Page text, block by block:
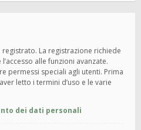
La registrazione richiede
alle funzioni avanzate.
permessi speciali agli utenti. Prima
letto i termini d’uso e le varie
dei dati personali